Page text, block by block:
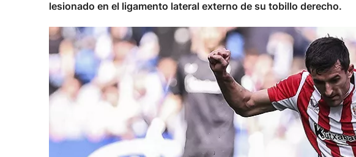
lesionado en el ligamento lateral externo de su tobillo derecho.